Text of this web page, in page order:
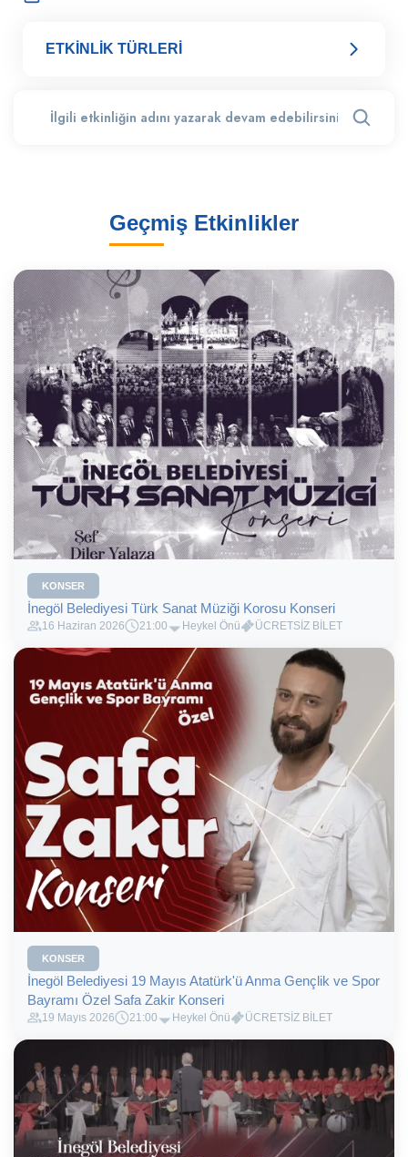
ETKİNLİK TÜRLERİ
Geçmiş Etkinlikler
KONSER
İnegöl Belediyesi Türk Sanat Müziği Korosu Konseri
16 Haziran 2026 21:00 Heykel Önü ÜCRETSİZ BİLET
KONSER
İnegöl Belediyesi 19 Mayıs Atatürk'ü Anma Gençlik ve Spor
Bayramı Özel Safa Zakir Konseri
19 Mayıs 2026 21:00 Heykel Önü ÜCRETSİZ BİLET